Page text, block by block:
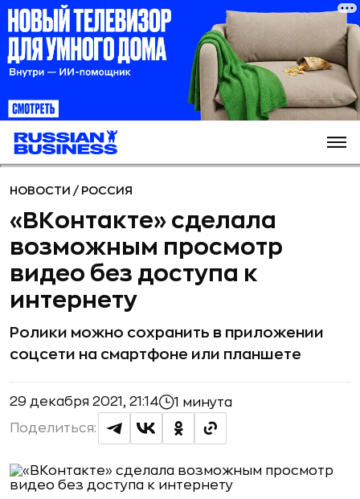
НОВОСТИ / РОССИЯ
«ВКонтакте» сделала
возможным просмотр
видео без доступа к
интернету
Ролики можно сохранить в приложении
соцсети на смартфоне или планшете
29 декабря 2021, 21:14 1 минута
Поделиться: